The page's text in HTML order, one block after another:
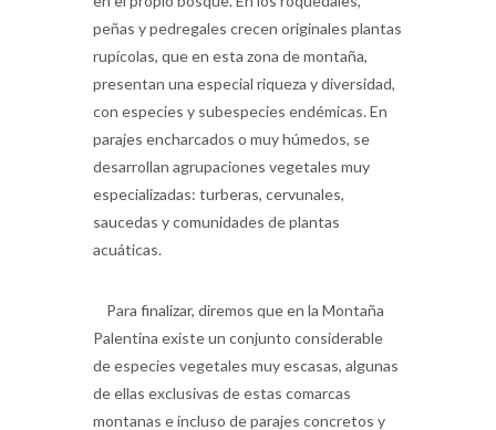
rupícolas, que en esta zona de montaña,
presentan una especial riqueza y diversidad,
con especies y subespecies endémicas. En
parajes encharcados o muy húmedos, se
desarrollan agrupaciones vegetales muy
especializadas: turberas, cervunales,
saucedas y comunidades de plantas
acuáticas.
de especies vegetales muy escasas, algunas
de ellas exclusivas de estas comarcas
montanas e incluso de parajes concretos y
muy reducidos. Debido en gran medida a la